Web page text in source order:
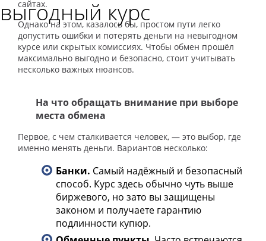
выгодный курс
сайтах.
Однако на этом, казалось бы, простом пути легко
допустить ошибки и потерять деньги на невыгодном
курсе или скрытых комиссиях. Чтобы обмен прошёл
максимально выгодно и безопасно, стоит учитывать
несколько важных нюансов.
На что обращать внимание при выборе
места обмена
Первое, с чем сталкивается человек, — это выбор, где
именно менять деньги. Вариантов несколько:
Банки. Самый надёжный и безопасный
способ. Курс здесь обычно чуть выше
биржевого, но зато вы защищены
законом и получаете гарантию
подлинности купюр.